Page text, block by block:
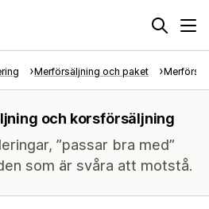
Merförsäljning och paket
och korsförsäljning
”passar bra med”
som är svåra att motstå.